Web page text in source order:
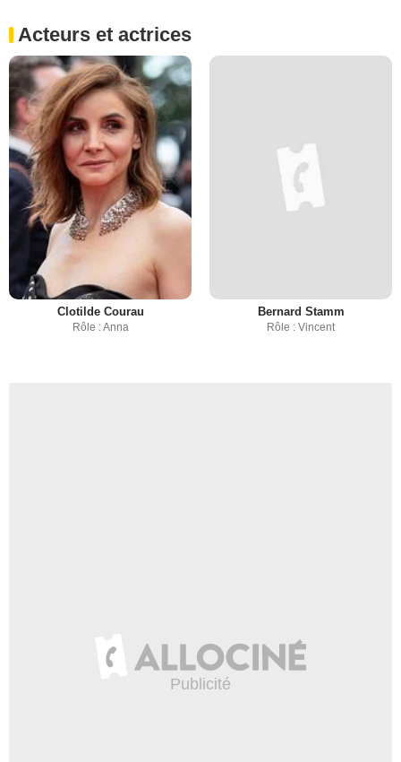
Acteurs et actrices
Clotilde Courau
Rôle : Anna
Bernard Stamm
Rôle : Vincent